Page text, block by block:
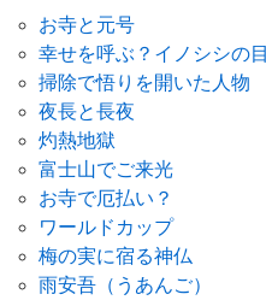
お寺と元号
幸せを呼ぶ？イノシシの目
掃除で悟りを開いた人物
夜長と長夜
灼熱地獄
富士山でご来光
お寺で厄払い？
ワールドカップ
梅の実に宿る神仏
雨安吾（うあんご）